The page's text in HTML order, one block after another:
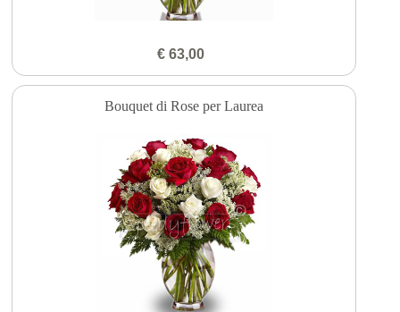
€ 63,00
Bouquet di Rose per Laurea